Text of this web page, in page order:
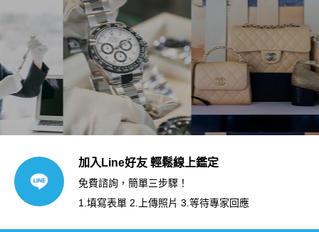
加入Line好友 輕鬆線上鑑定
免費諮詢，簡單三步驟！
1.填寫表單 2.上傳照片 3.等待專家回應